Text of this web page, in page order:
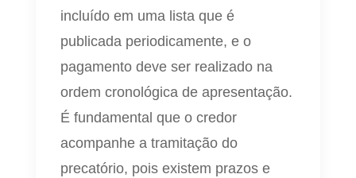
incluído em uma lista que é
publicada periodicamente, e o
pagamento deve ser realizado na
ordem cronológica de apresentação.
É fundamental que o credor
acompanhe a tramitação do
precatório, pois existem prazos e